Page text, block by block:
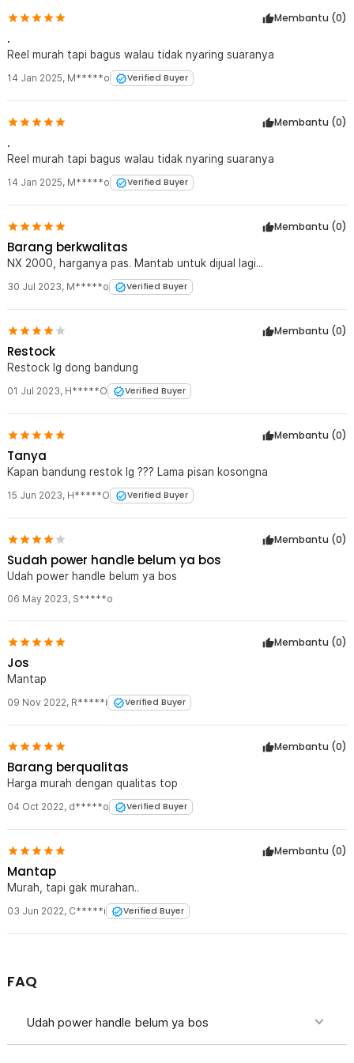
Membantu (0)
.
Reel murah tapi bagus walau tidak nyaring suaranya
14 Jan 2025, M*****o Verified Buyer
Membantu (0)
.
Reel murah tapi bagus walau tidak nyaring suaranya
14 Jan 2025, M*****o Verified Buyer
Membantu (0)
Barang berkwalitas
NX 2000, harganya pas. Mantab untuk dijual lagi...
30 Jul 2023, M*****o Verified Buyer
Membantu (0)
Restock
Restock lg dong bandung
01 Jul 2023, H*****O Verified Buyer
Membantu (0)
Tanya
Kapan bandung restok lg ??? Lama pisan kosongna
15 Jun 2023, H*****O Verified Buyer
Membantu (0)
Sudah power handle belum ya bos
Udah power handle belum ya bos
06 May 2023, S*****o
Membantu (0)
Jos
Mantap
09 Nov 2022, R*****i Verified Buyer
Membantu (0)
Barang berqualitas
Harga murah dengan qualitas top
04 Oct 2022, d*****o Verified Buyer
Membantu (0)
Mantap
Murah, tapi gak murahan..
03 Jun 2022, C*****i Verified Buyer
FAQ
Udah power handle belum ya bos